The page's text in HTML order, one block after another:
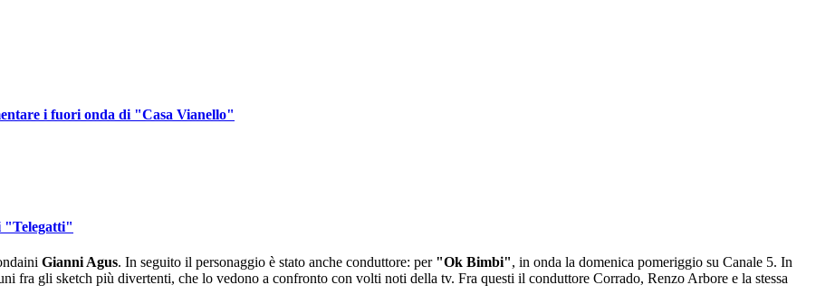
i fuori onda di "Casa Vianello"
"Telegatti"
Gianni Agus. In seguito il personaggio è stato anche conduttore: per "Ok Bimbi", in onda la domenica pomeriggio su Canale 5. In
fra gli sketch più divertenti, che lo vedono a confronto con volti noti della tv. Fra questi il conduttore Corrado, Renzo Arbore e la stessa